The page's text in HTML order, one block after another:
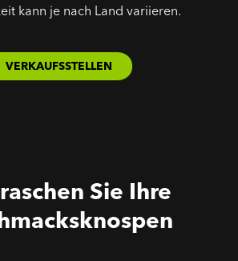
kann je nach Land variieren.
VERKAUFSSTELLEN
Sie Ihre